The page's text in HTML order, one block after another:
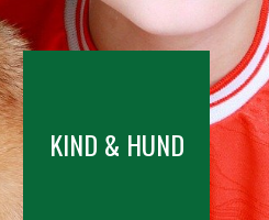
KIND & HUND